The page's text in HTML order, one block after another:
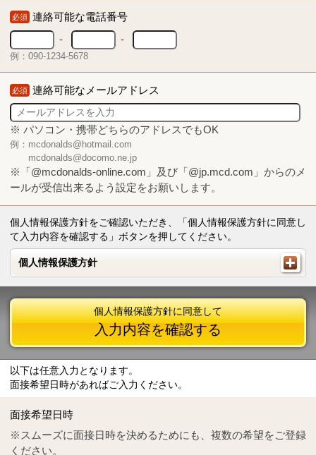
必須 連絡可能な電話番号
-
-
例：090-1234-5678
必須 連絡可能なメールアドレス
※ パソコン・携帯どちらのアドレスでもOK
例：mcdonalds@hotmail.com
mcdonalds@docomo.ne.jp
※「@mcdonalds-online.com」及び「@jp.mcd.com」からのメ
ールが受信出来るよう設定をお願いします。
個人情報保護方針をご確認いただき、「個人情報保護方針に同意し
て入力内容を確認する」ボタンを押してください。
個人情報保護方針
個人情報保護方針
Tel
0570-55-0314
個人情報保護方針に同意して
入力内容を確認する
以下は任意入力となります。
面接希望日時があればご入力ください。
面接希望日時
※スムーズに面接日時を決めるためにも、複数の希望をご登録
ください。